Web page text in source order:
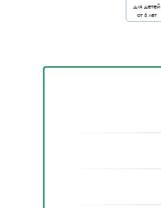
для детей
от 6 лет